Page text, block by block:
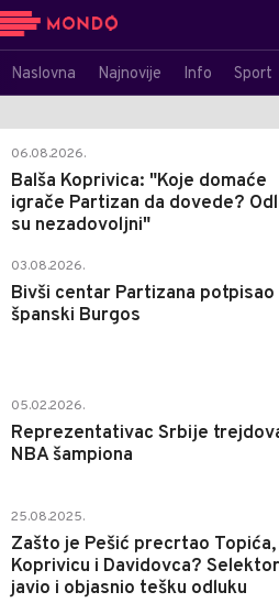
Naslovna Najnovije Info Sport
06.08.2026.
Balša Koprivica: "Koje domaće
igrače Partizan da dovede?
su nezadovoljni"
03.08.2026.
Bivši centar Partizana potpisao
španski Burgos
05.02.2026.
Reprezentativac Srbije
NBA šampiona
25.08.2025.
Zašto je Pešić precrtao Topića,
Koprivicu i Davidovca?
javio i objasnio tešku odluku